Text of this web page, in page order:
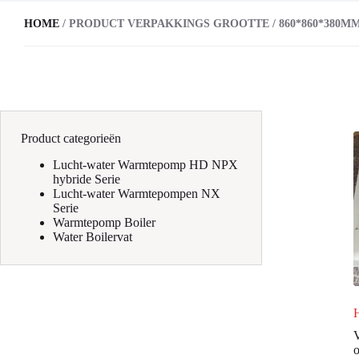
HOME / PRODUCT VERPAKKINGS GROOTTE /
Product categorieën
Lucht-water Warmtepomp HD NPX
hybride Serie
Lucht-water Warmtepompen NX
Serie
Warmtepomp Boiler
Water Boilervat